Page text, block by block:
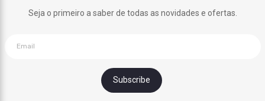
Seja o primeiro a saber de todas as novidades e ofertas.